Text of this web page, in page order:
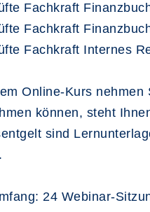
Fachkraft
Fachkraft
Fachkraft Internes
Online-Kurs
können, steht
sind
24 Webinar-